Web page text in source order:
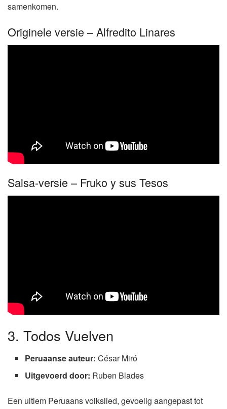
samenkomen.
Originele versie – Alfredito Linares
Salsa-versie – Fruko y sus Tesos
3. Todos Vuelven
Peruaanse auteur: César Miró
Uitgevoerd door: Ruben Blades
Een ultiem Peruaans volkslied, gevoelig aangepast tot